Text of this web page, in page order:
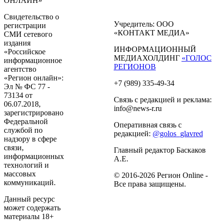
Свидетельство о
регистрации
СМИ сетевого
издания
«Российское
информационное
агентство
«Регион онлайн»:
Эл № ФС 77 -
73134 от
06.07.2018,
зарегистрировано
Федеральной
службой по
надзору в сфере
связи,
информационных
технологий и
массовых
коммуникаций.
Данный ресурс
может содержать
материалы 18+
Учредитель: ООО
«КОНТАКТ МЕДИА»
ИНФОРМАЦИОННЫЙ
МЕДИАХОЛДИНГ «ГОЛОС
РЕГИОНОВ
+7 (989) 335-49-34
Связь с редакцией и реклама:
info@news-r.ru
Оперативная связь с
редакцией: @golos_glavred
Главный редактор Баскаков
А.Е.
© 2016-2026 Регион Online -
Все права защищены.